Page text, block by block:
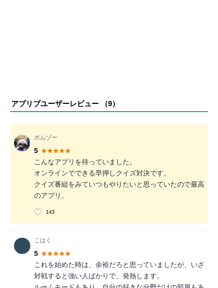
アプリブユーザーレビュー （9）
ボムゾー
5
こんなアプリを待っていました。
オンラインでできる早押しクイズ対決です。
クイズ番組をみていつもやりたいと思っていたので最高
のアプリ。
143
こはく
5
これを始めた時は、余裕だろと思っていましたが、いざ
対戦すると強い人ばかりで、発熱します。